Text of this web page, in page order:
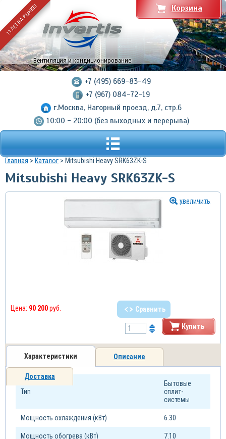
11 ЛЕТ НА РЫНКЕ!
Вентиляция и кондиционирование
+7 (495) 669-83-49
+7 (967) 084-72-19
г.Москва, Нагорный проезд, д.7, стр.6
10:00 - 20:00 (без выходных и перерыва)
Корзина
Главная > Каталог > Mitsubishi Heavy SRK63ZK-S
Mitsubishi Heavy SRK63ZK-S
увеличить
Цена: 90 200руб. Сравнить
Купить
Характеристики Описание
Доставка
Тип
Бытовые
сплит-
системы
Мощность охлаждения (кВт) 6.30
Мощность обогрева (кВт) 7.10